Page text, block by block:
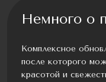
Немного о
Комплексное
после которого
красотой и